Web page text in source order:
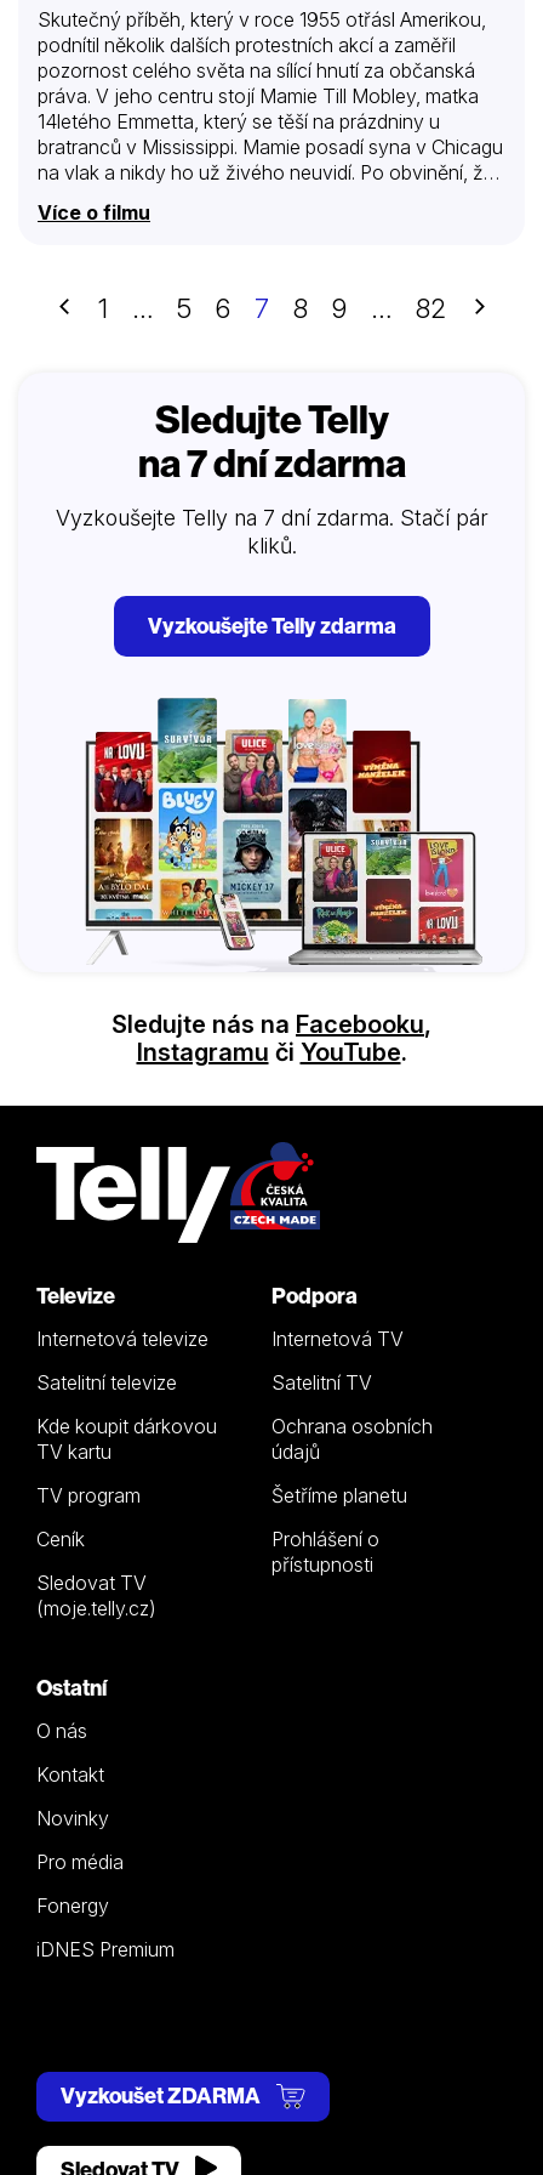
Skutečný příběh, který v roce 1955 otřásl Amerikou,
podnítil několik dalších protestních akcí a zaměřil
pozornost celého světa na sílící hnutí za občanská
práva. V jeho centru stojí Mamie Till Mobley, matka
14letého Emmetta, který se těší na prázdniny u
bratranců v Mississippi. Mamie posadí syna v Chicagu
na vlak a nikdy ho už živého neuvidí. Po obvinění, že
zapískal na bílou ženu v obchodě, ho unesou a
brutálně zavraždí dva místní muži. Na Emmettově
dítěti“. Byl to bezprecedentní akt vzdoru proti útlaku a
nenávisti, který vyslal jasný signál o tom, že
Více o filmu
Předchozí
1 … 5 6 7 8 9 … 82 Další
Sledujte Telly
na 7 dní zdarma
Vyzkoušejte Telly na 7 dní zdarma. Stačí pár
kliků.
Vyzkoušejte Telly zdarma
Sledujte nás na Facebooku,
Instagramu či YouTube.
Televize
Internetová televize
Satelitní televize
Kde koupit dárkovou
TV kartu
TV program
Ceník
Sledovat TV
(moje.telly.cz)
Podpora
Internetová TV
Satelitní TV
Ochrana osobních
údajů
Šetříme planetu
Prohlášení o
přístupnosti
Ostatní
O nás
Kontakt
Novinky
Pro média
Fonergy
iDNES Premium
Vyzkoušet ZDARMA